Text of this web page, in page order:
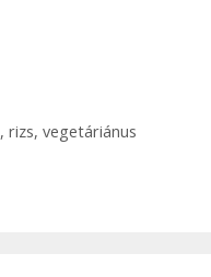
, rizs, vegetáriánus